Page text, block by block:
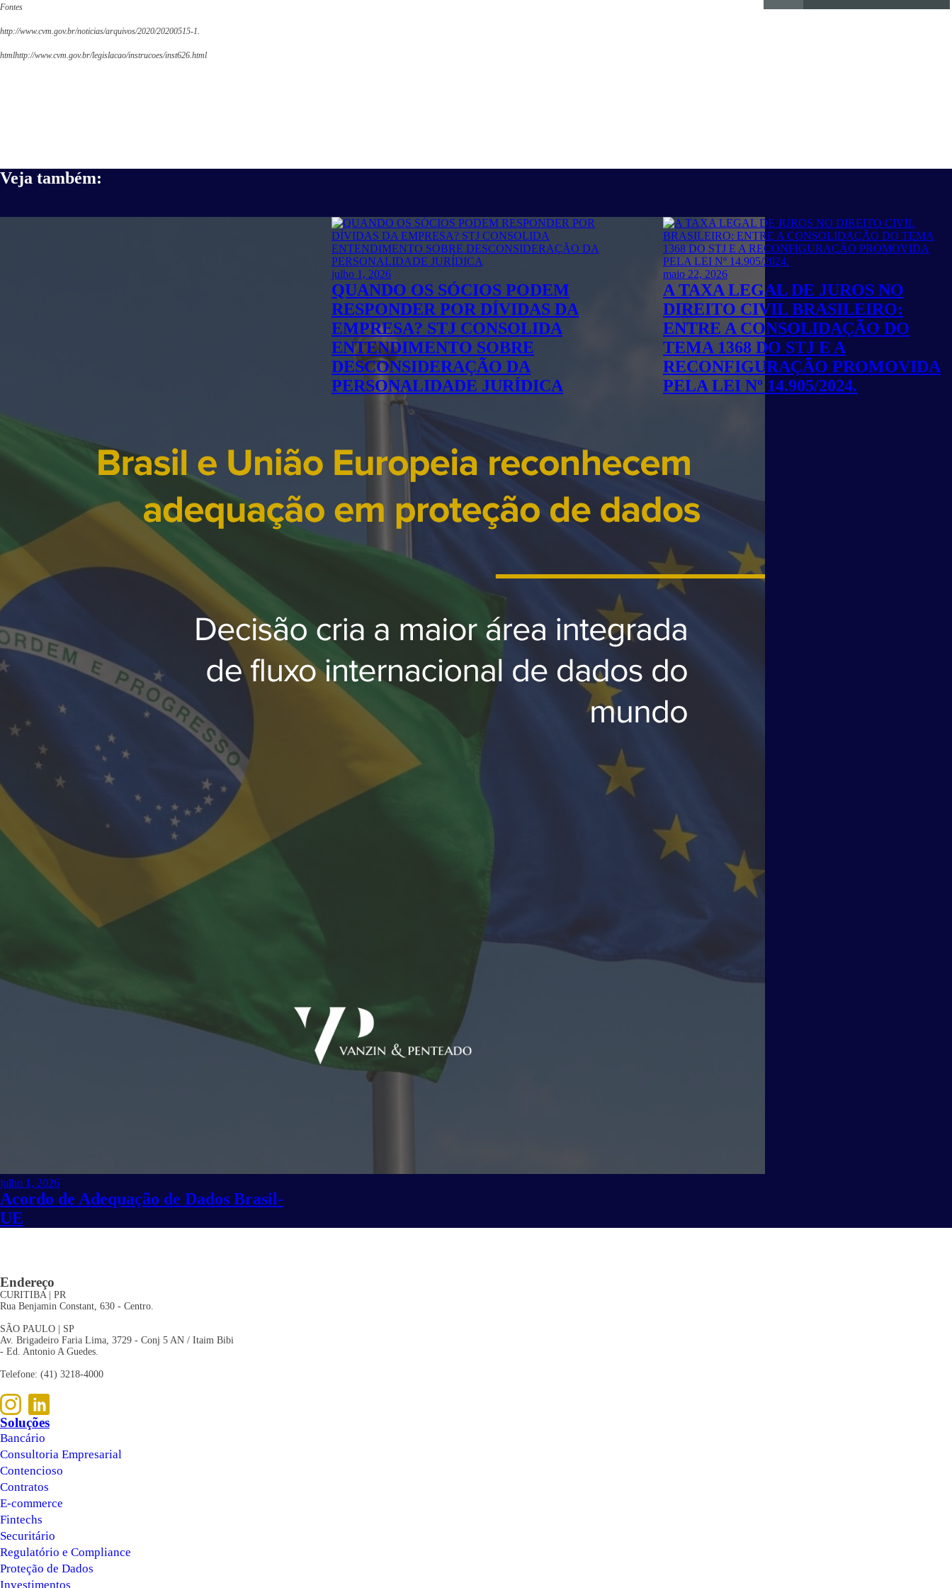
Fontes
http://www.cvm.gov.br/noticias/arquivos/2020/20200515-1.
htmlhttp://www.cvm.gov.br/legislacao/instrucoes/inst626.html
Veja também:
julho 1, 2026
Acordo de Adequação de Dados Brasil-
UE
julho 1, 2026
QUANDO OS SÓCIOS PODEM
RESPONDER POR DÍVIDAS DA
EMPRESA? STJ CONSOLIDA
ENTENDIMENTO SOBRE
DESCONSIDERAÇÃO DA
PERSONALIDADE JURÍDICA
maio 22, 2026
A TAXA LEGAL DE JUROS NO
DIREITO CIVIL BRASILEIRO:
ENTRE A CONSOLIDAÇÃO DO
TEMA 1368 DO STJ E A
RECONFIGURAÇÃO PROMOVIDA
PELA LEI Nº 14.905/2024.
Endereço
CURITIBA | PR
Rua Benjamin Constant, 630 - Centro.
SÃO PAULO | SP
Av. Brigadeiro Faria Lima, 3729 - Conj 5 AN / Itaim Bibi
- Ed. Antonio A Guedes.
Telefone: (41) 3218-4000
Soluções
Bancário
Consultoria Empresarial
Contencioso
Contratos
E-commerce
Fintechs
Securitário
Regulatório e Compliance
Proteção de Dados
Investimentos